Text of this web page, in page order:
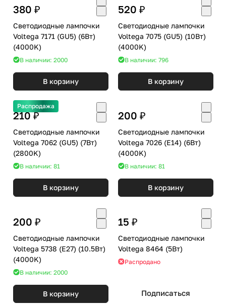
380 ₽
Светодиодные лампочки
Voltega 7171 (GU5) (6Вт)
(4000K)
В наличии: 2000
В корзину
520 ₽
Светодиодные лампочки
Voltega 7075 (GU5) (10Вт)
(4000K)
В наличии: 796
В корзину
Распродажа
210 ₽
Светодиодные лампочки
Voltega 7062 (GU5) (7Вт)
(2800K)
В наличии: 81
В корзину
200 ₽
Светодиодные лампочки
Voltega 7026 (E14) (6Вт)
(4000K)
В наличии: 81
В корзину
200 ₽
Светодиодные лампочки
Voltega 5738 (E27) (10.5Вт)
(4000K)
В наличии: 2000
В корзину
15 ₽
Светодиодные лампочки
Voltega 8464 (5Вт)
Распродано
Подписаться